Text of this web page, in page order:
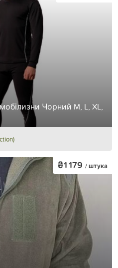
Чорний M, L, XL,
₴1 179 / штука